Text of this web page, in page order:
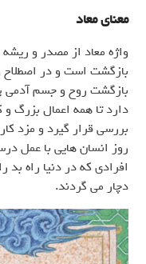
معنای معاد
واژه معاد از مصدر و
بازگشت است و در اصطلاح
بازگشت روح و جسم آدمی
دارد تا همه اعمال بزرگ
بررسی قرار گیرد و مزد
روز انسان هایی با عمل
افرادی که در دنیا راه
دچار می گردند.